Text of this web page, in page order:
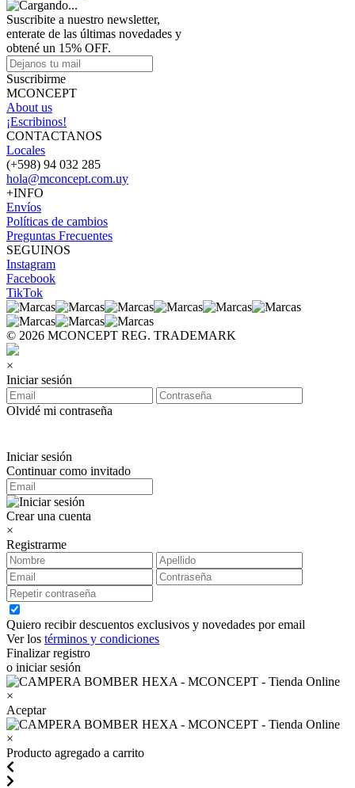
Suscribite a nuestro newsletter,
enterate de las últimas novedades y
obtené un 15% OFF.
Suscribirme
MCONCEPT
About us
¡Escribinos!
CONTACTANOS
Locales
(+598) 94 032 285
hola@mconcept.com.uy
+INFO
Envíos
Políticas de cambios
Preguntas Frecuentes
SEGUINOS
Instagram
Facebook
TikTok
© 2026 MCONCEPT REG. TRADEMARK
×
Iniciar sesión
Olvidé mi contraseña
Iniciar sesión
Continuar como invitado
Crear una cuenta
×
Registrarme
Quiero recibir descuentos exclusivos y novedades por email
Ver los términos y condiciones
Finalizar registro
o iniciar sesión
×
Aceptar
×
Producto agregado a carrito